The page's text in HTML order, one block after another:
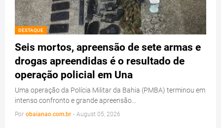
DESTAQUE
Seis mortos, apreensão de sete armas e
drogas apreendidas é o resultado de
operação policial em Una
Uma operação da Polícia Militar da Bahia (PMBA) terminou em
intenso confronto e grande apreensão…
Por obaianao.com.br - August 05, 2026